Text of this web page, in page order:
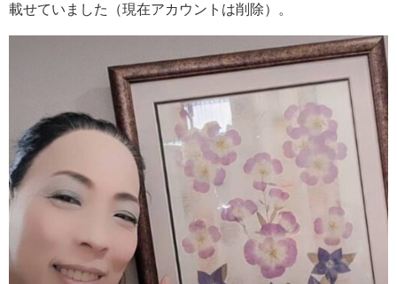
載せていました（現在アカウントは削除）。